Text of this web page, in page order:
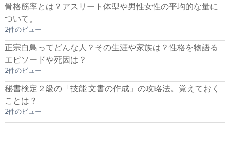
骨格筋率とは？アスリート体型や男性女性の平均的な量に
ついて。
2件のビュー
正宗白鳥ってどんな人？その生涯や家族は？性格を物語る
エピソードや死因は？
2件のビュー
秘書検定２級の「技能 文書の作成」の攻略法。覚えておく
ことは？
2件のビュー